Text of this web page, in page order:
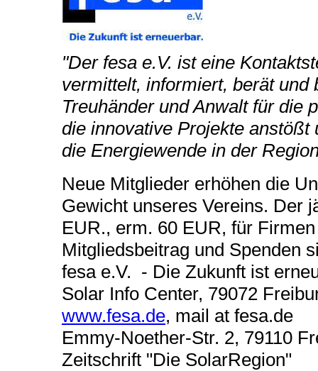
"Der fesa e.V. ist eine
vermittelt, informiert, berät und
Treuhänder und Anwalt für die
die innovative Projekte
die Energiewende in der
Neue Mitglieder erhöhen die
Gewicht unseres Vereins. Der
EUR., erm. 60 EUR, für
Mitgliedsbeitrag und Spenden
fesa e.V. - Die Zukunft ist
Solar Info Center, 79072
www.fesa.de, mail at fesa.de
Emmy-Noether-Str. 2, 79110
Zeitschrift "Die SolarRegion"